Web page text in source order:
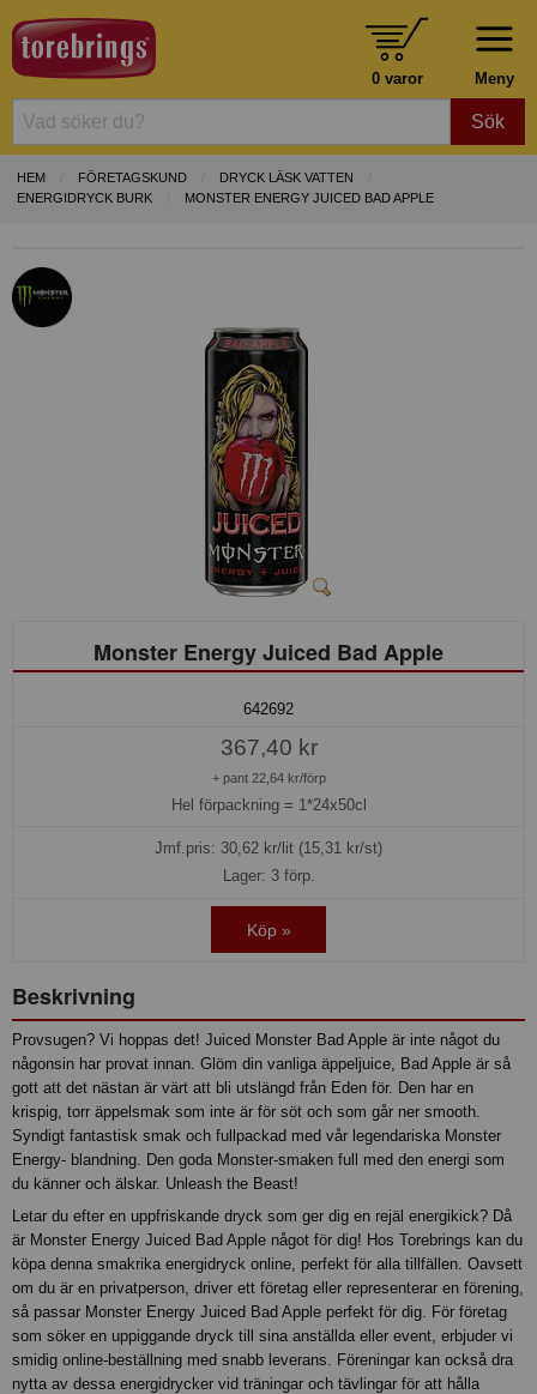
Meny
0 varor
Sök
HEM FÖRETAGSKUND
DRYCK LÄSK VATTEN
ENERGIDRYCK BURK
MONSTER ENERGY JUICED BAD APPLE
Monster Energy Juiced Bad Apple
642692
367,40 kr
+ pant 22,64 kr/förp
Hel förpackning = 1*24x50cl
Jmf.pris: 30,62 kr/lit (15,31 kr/st)
Lager: 3 förp.
Köp »
Beskrivning
Provsugen? Vi hoppas det! Juiced Monster Bad Apple är inte något du
någonsin har provat innan. Glöm din vanliga äppeljuice, Bad Apple är så
gott att det nästan är värt att bli utslängd från Eden för. Den har en
krispig, torr äppelsmak som inte är för söt och som går ner smooth.
Syndigt fantastisk smak och fullpackad med vår legendariska Monster
Energy- blandning. Den goda Monster-smaken full med den energi som
du känner och älskar. Unleash the Beast!
Letar du efter en uppfriskande dryck som ger dig en rejäl energikick? Då
är Monster Energy Juiced Bad Apple något för dig! Hos Torebrings kan du
köpa denna smakrika energidryck online, perfekt för alla tillfällen. Oavsett
om du är en privatperson, driver ett företag eller representerar en förening,
så passar Monster Energy Juiced Bad Apple perfekt för dig. För företag
som söker en uppiggande dryck till sina anställda eller event, erbjuder vi
smidig online-beställning med snabb leverans. Föreningar kan också dra
nytta av dessa energidrycker vid träningar och tävlingar för att hålla